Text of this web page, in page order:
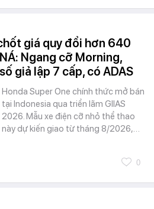
giá quy đổi hơn 640
Ngang cỡ Morning,
giả lập 7 cấp, có ADAS
Honda Super One chính thức mở bán
tại Indonesia qua triển lãm GIIAS
2026. Mẫu xe điện cỡ nhỏ thể thao
này dự kiến giao từ tháng 8/2026,…
0